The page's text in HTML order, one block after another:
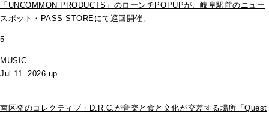
「UNCOMMON PRODUCTS」のローンチPOPUPが、岐阜駅前のニュー
スポット・PASS STOREにて巡回開催。
5
MUSIC
Jul 11. 2026 up
南区発のコレクティブ・D.R.C.が⾳楽と⾷と⽂化が交差する場所「Quest